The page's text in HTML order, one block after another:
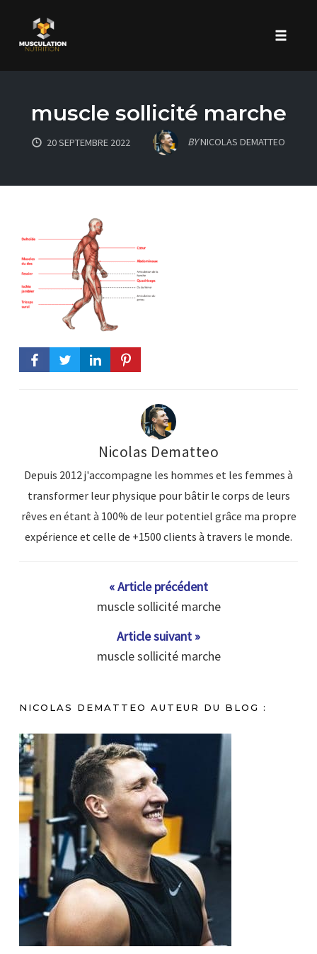
contentmuscle sollicité marche
20 SEPTEMBRE 2022 BYNICOLAS DEMATTEO
Nicolas Dematteo
Depuis 2012 j'accompagne les hommes et les femmes à
transformer leur physique pour bâtir le corps de leurs
rêves en étant à 100% de leur potentiel grâce ma propre
expérience et celle de +1500 clients à travers le monde.
« Article précédent
muscle sollicité marche
Article suivant »
muscle sollicité marche
NICOLAS DEMATTEO AUTEUR DU BLOG :